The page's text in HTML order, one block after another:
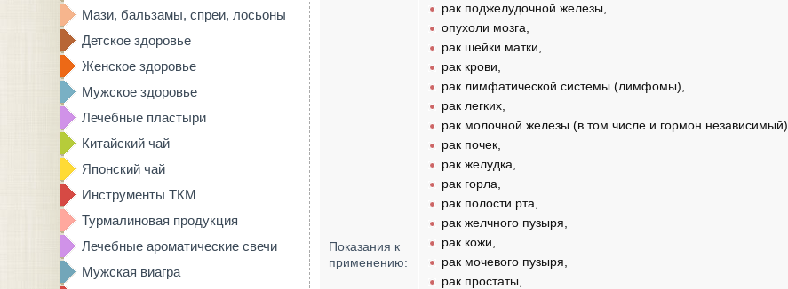
Мази, бальзамы, спреи, лосьоны
Детское здоровье
Женское здоровье
Мужское здоровье
Лечебные пластыри
Китайский чай
Японский чай
Инструменты ТКМ
Турмалиновая продукция
Лечебные ароматические свечи
Мужская виагра
Показания к
применению:
рак поджелудочной железы,
опухоли мозга,
рак шейки матки,
рак крови,
рак лимфатической системы (лимфомы),
рак легких,
рак молочной железы (в том числе и гормон независимый),
рак почек,
рак желудка,
рак горла,
рак полости рта,
рак желчного пузыря,
рак кожи,
рак мочевого пузыря,
рак простаты,